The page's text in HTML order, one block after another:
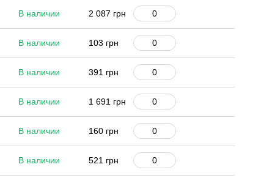
В наличии 2 087 грн
В наличии 103 грн
В наличии 391 грн
В наличии 1 691 грн
В наличии 160 грн
В наличии 521 грн